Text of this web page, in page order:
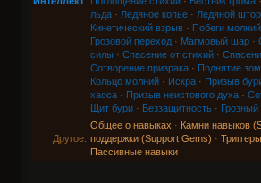
льда· Ледяное копье· Ледяной
Кинетический взрыв· Побеги молний
Грозовой переход· Магмовый шар·
силы · Спасение от стихий·
Сотворение призрака· Поднятие
Кольцо молний· Искра· Призыв
хаоса· Призыв неистового духа·
Щит бури· Беззащитность· Грозный
Другое:
Общее о навыках · Камни навыков
поддержки (Support Gems) ·
Пассивные навыки